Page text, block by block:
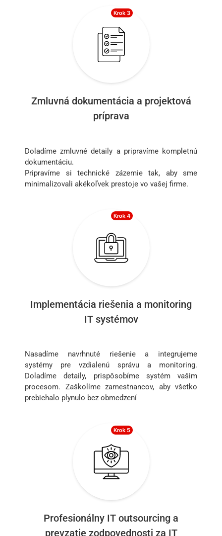
Zmluvná dokumentácia a projektová
príprava
Doladíme zmluvné detaily a pripravíme kompletnú
dokumentáciu.
Pripravíme si technické zázemie tak, aby sme
minimalizovali akékoľvek prestoje vo vašej firme.
Krok 3
Implementácia riešenia a monitoring
IT systémov
Nasadíme navrhnuté riešenie a integrujeme
systémy pre vzdialenú správu a monitoring.
Doladíme detaily, prispôsobíme systém vašim
procesom. Zaškolíme zamestnancov, aby všetko
prebiehalo plynulo bez obmedzení
Krok 4
Profesionálny IT outsourcing a
prevzatie zodpovednosti za IT
Krok 5